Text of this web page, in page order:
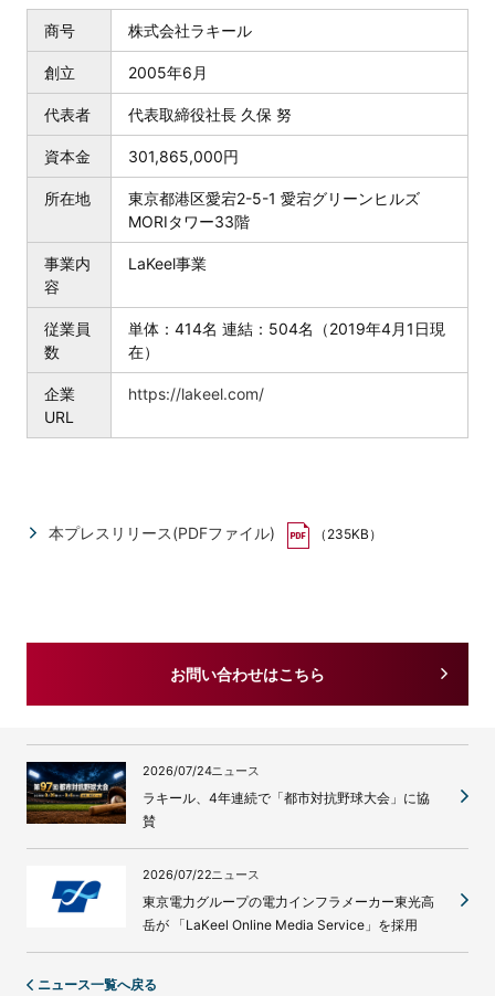
商号 株式会社ラキール
創立 2005年6月
代表者 代表取締役社長 久保 努
資本金 301,865,000円
所在地
東京都港区愛宕2-5-1 愛宕グリーンヒルズ
MORIタワー33階
事業内
容
LaKeel事業
従業員
数
単体：414名 連結：504名（2019年4月1日現
在）
企業
URL
https://lakeel.com/
本プレスリリース(PDFファイル) （235KB）
お問い合わせはこちら
2026/07/24ニュース
ラキール、4年連続で「都市対抗野球大会」に協
賛
2026/07/22ニュース
東京電力グループの電力インフラメーカー東光高
岳が 「LaKeel Online Media Service」を採用
ニュース一覧へ戻る